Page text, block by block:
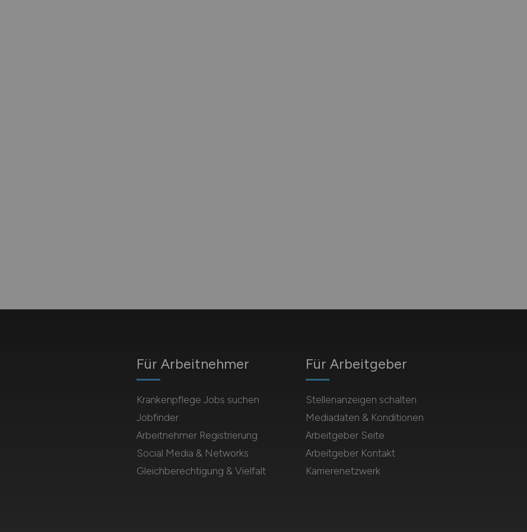
Für Arbeitnehmer
Krankenpflege Jobs suchen
Jobfinder
Arbeitnehmer Registrierung
Social Media & Networks
Gleichberechtigung & Vielfalt
Für Arbeitgeber
Stellenanzeigen schalten
Mediadaten & Konditionen
Arbeitgeber Seite
Arbeitgeber Kontakt
Karrierenetzwerk